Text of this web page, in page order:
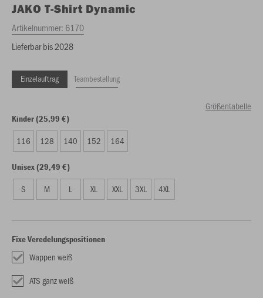
JAKO T-Shirt Dynamic
Artikelnummer: 6170
Lieferbar bis 2028
Einzelauftrag Teambestellung
Größentabelle
Kinder (25,99 €)
116 128 140 152 164
Unisex (29,49 €)
S M L XL XXL 3XL 4XL
Fixe Veredelungspositionen
Wappen weiß
ATS ganz weiß